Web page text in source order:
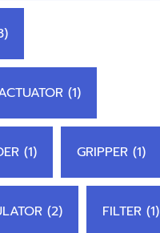
(1)
(1) GRIPPER (1)
(2) FILTER (1)